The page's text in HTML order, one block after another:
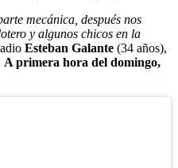
mecánica, después nos
y algunos chicos en la
Esteban Galante (34 años),
A primera hora del domingo,